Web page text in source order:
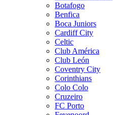
Botafogo
Benfica
Boca Juniors
Cardiff City
Celtic
Club América
Club León
Coventry City
Corinthians
Colo Colo
Cruzeiro
FC Porto